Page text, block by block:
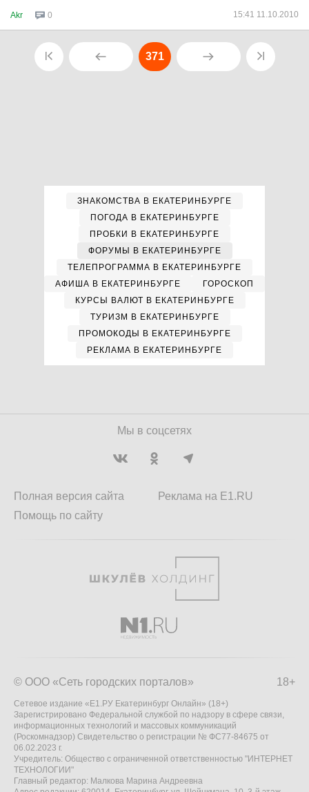
Akr 0 15:41 11.10.2010
371
ЗНАКОМСТВА В ЕКАТЕРИНБУРГЕ
ПОГОДА В ЕКАТЕРИНБУРГЕ
ПРОБКИ В ЕКАТЕРИНБУРГЕ
ФОРУМЫ В ЕКАТЕРИНБУРГЕ
ТЕЛЕПРОГРАММА В ЕКАТЕРИНБУРГЕ
АФИША В ЕКАТЕРИНБУРГЕ
ГОРОСКОП
КУРСЫ ВАЛЮТ В ЕКАТЕРИНБУРГЕ
ТУРИЗМ В ЕКАТЕРИНБУРГЕ
ПРОМОКОДЫ В ЕКАТЕРИНБУРГЕ
РЕКЛАМА В ЕКАТЕРИНБУРГЕ
Мы в соцсетях
Полная версия сайта
Помощь по сайту
Реклама на E1.RU
18+
© ООО «Сеть городских порталов»
Сетевое издание «Е1.РУ Екатеринбург Онлайн» (18+)
Зарегистрировано Федеральной службой по надзору в сфере связи,
информационных технологий и массовых коммуникаций
(Роскомнадзор) Свидетельство о регистрации № ФС77-84675 от
06.02.2023 г.
Учредитель: Общество с ограниченной ответственностью "ИНТЕРНЕТ
ТЕХНОЛОГИИ"
Главный редактор: Малкова Марина Андреевна